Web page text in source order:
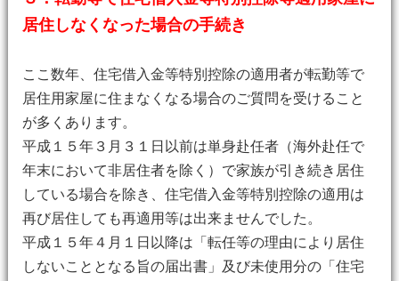
居住しなくなった場合の手続き
ここ数年、住宅借入金等特別控除の適用者が転勤等で
居住用家屋に住まなくなる場合のご質問を受けること
が多くあります。
平成１５年３月３１日以前は単身赴任者（海外赴任で
年末において非居住者を除く）で家族が引き続き居住
している場合を除き、住宅借入金等特別控除の適用は
再び居住しても再適用等は出来ませんでした。
平成１５年４月１日以降は「転任等の理由により居住
しないこととなる旨の届出書」及び未使用分の「住宅